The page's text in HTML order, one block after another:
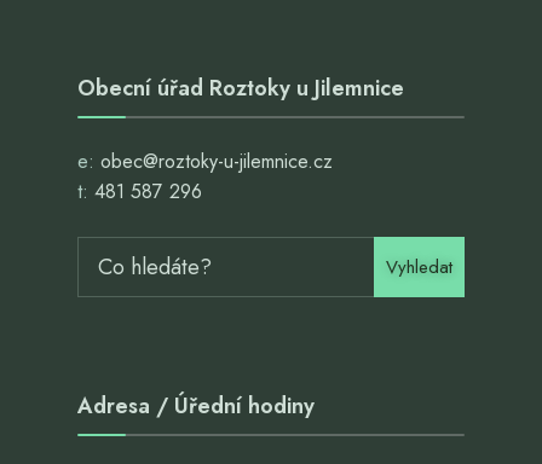
Obecní úřad Roztoky u Jilemnice
e: obec@roztoky-u-jilemnice.cz
t: 481 587 296
Vyhledat
Adresa / Úřední hodiny